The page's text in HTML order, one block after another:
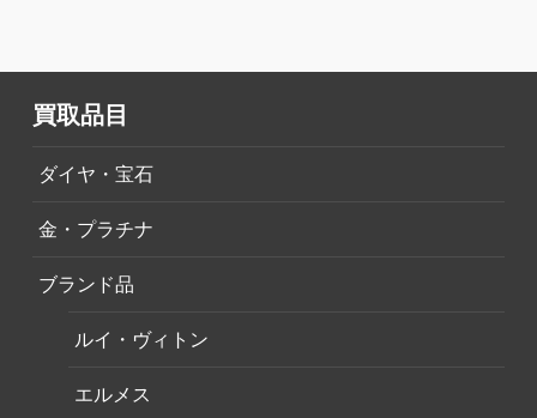
買取品目
ダイヤ・宝石
金・プラチナ
ブランド品
ルイ・ヴィトン
エルメス